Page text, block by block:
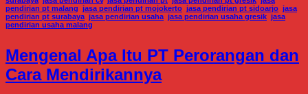
pendirian pt malang jasa pendirian pt mojokerto jasa pendirian pt sidoarjo jasa
pendirian pt surabaya jasa pendirian usaha jasa pendirian usaha gresik jasa
pendirian usaha malang
Mengenal Apa Itu PT Perorangan dan
Cara Mendirikannya